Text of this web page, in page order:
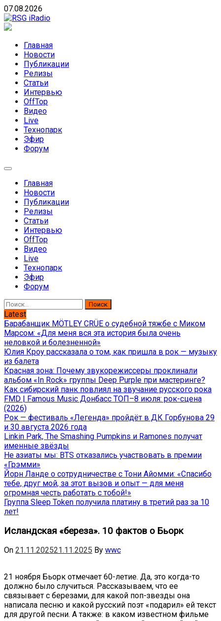
Skip
to
content
07.08.2026
направлений без возрастных ограничений
Главная
Новости
Публикации
Релизы
Статьи
Интервью
OffTop
Видео
Live
Технопарк
Эфир
Форум
Главная
Новости
Публикации
Релизы
Статьи
Интервью
OffTop
Видео
Live
Технопарк
Эфир
Форум
Найти:
Latest
Барабанщик MÖTLEY CRÜE о судебной тяжбе с Миком
Марсом: «Для меня вся эта история была очень
неловкой и болезненной»
Юлия Кроу рассказала о том, как пришла в рок — музыку
из балета
Красная зона: Почему звукорежиссеры проклинали
альбом «In Rock» группы Deep Purple при мастеринге?
Как сибирский панк повлиял на звучание русского рока
FMD | Famous Music Донбасс ТОП–8 июля: рок-сцена
(2026)
Рок — фестиваль «Легенда» пройдёт в ДК Горбунова 29
и 30 августа 2026 года
Linkin Park, The Smashing Pumpkins и Ramones получат
именные звёзды
Не азиаты мы: BTS отказались участвовать в премии
«Грэмми»
Йорн Ланде о сотрудничестве с Тони Айомми: «Спасибо
тебе, друг мой, за этот вызов и опыт — для меня
огромная честь работать с тобой!»
Группа Sleep Token получила платину в третий раз за 10
лет!
Исландская «береза». 10 фактов о Бьорк
On 21.11.202521.11.2025 By wwc
21 ноября Бьорк отмечает 60-летие. Да, это когда-то
должно было случиться. Рассказываем, что ее
связывает с березами, для какой поп-звезды она
написала песню и какой русский поэт «подарил» ей текст
для другой песни. А также: в каком известном фильме